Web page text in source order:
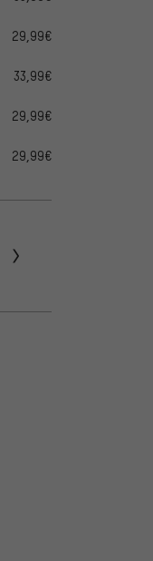
29,99€
33,99€
29,99€
29,99€